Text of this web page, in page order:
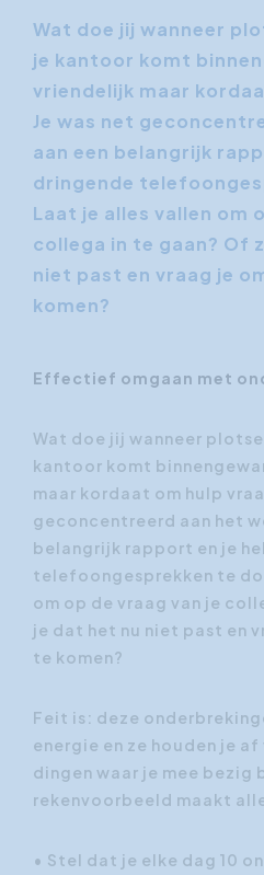
Wat doe jij wanneer
je kantoor komt
vriendelijk maar
Je was net
aan een belangrijk
dringende
Laat je alles vallen om
collega in te gaan? Of
niet past en vraag je
komen?
Effectief omgaan met
Wat doe jij wanneer
kantoor komt
maar kordaat om hulp
geconcentreerd aan het
belangrijk rapport en je
telefoongesprekken te
om op de vraag van je
je dat het nu niet past en
te komen?
Feit is: deze
energie en ze houden je
dingen waar je mee bezig
rekenvoorbeeld maakt
• Stel dat je elke dag 10